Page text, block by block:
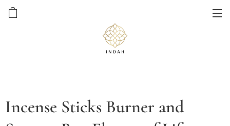
Incense Sticks Burner and